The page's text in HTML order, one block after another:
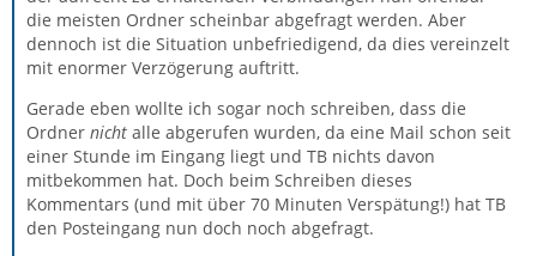
die meisten Ordner scheinbar abgefragt werden. Aber
dennoch ist die Situation unbefriedigend, da dies vereinzelt
mit enormer Verzögerung auftritt.
Gerade eben wollte ich sogar noch schreiben, dass die
Ordner nicht alle abgerufen wurden, da eine Mail schon seit
einer Stunde im Eingang liegt und TB nichts davon
mitbekommen hat. Doch beim Schreiben dieses
Kommentars (und mit über 70 Minuten Verspätung!) hat TB
den Posteingang nun doch noch abgefragt.